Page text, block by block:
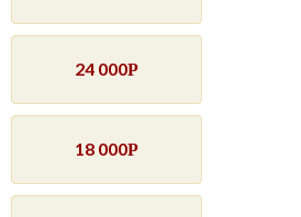
24 000Р
18 000Р